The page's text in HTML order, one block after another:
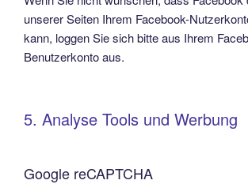
unserer Seiten Ihrem Facebook-
kann, loggen Sie sich bitte aus Ihrem
Benutzerkonto aus.
5. Analyse Tools und Werbung
Google reCAPTCHA